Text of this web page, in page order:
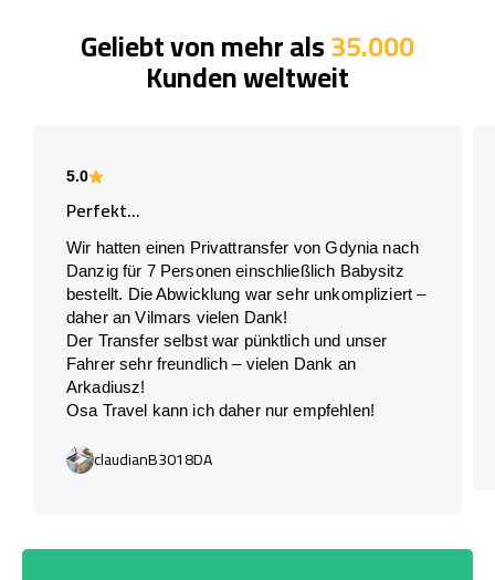
Geliebt von mehr als35.000
Kunden weltweit
5.0
Perfekt...
Wir hatten einen Privattransfer von Gdynia nach
Danzig für 7 Personen einschließlich Babysitz
bestellt. Die Abwicklung war sehr unkompliziert –
daher an Vilmars vielen Dank!
Der Transfer selbst war pünktlich und unser
Fahrer sehr freundlich – vielen Dank an
Arkadiusz!
Osa Travel kann ich daher nur empfehlen!
claudianB3018DA